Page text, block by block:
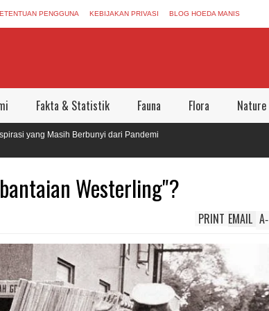
PENGGUNA KEBIJAKAN PRIVASI BLOG HOEDA MANIS
Fakta & Statistik Fauna Flora Nature
Masih Berbunyi dari Pandemi
Westerling"?
A-
EMAIL
PRINT